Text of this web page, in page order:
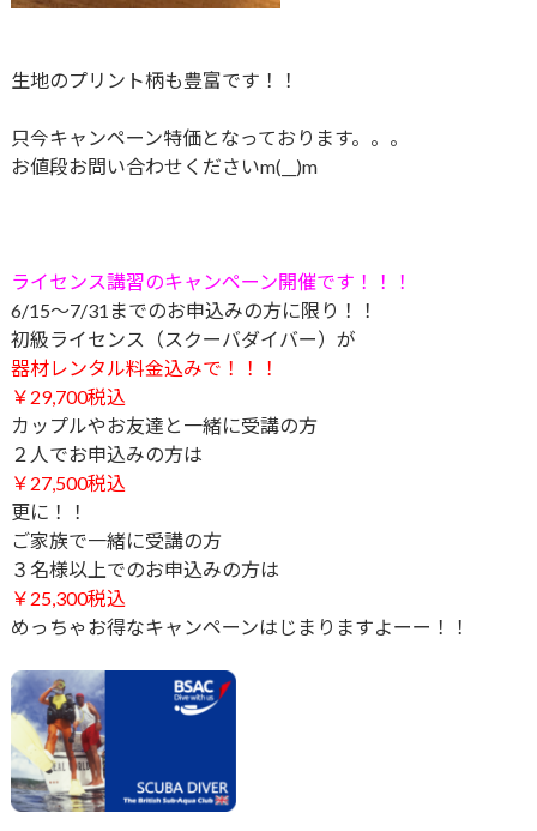
生地のプリント柄も豊富です！！
只今キャンペーン特価となっております。。。
お値段お問い合わせくださいm(__)m
ライセンス講習のキャンペーン開催です！！！
6/15～7/31までのお申込みの方に限り！！
初級ライセンス（スクーバダイバー）が
器材レンタル料金込みで！！！
￥29,700税込
カップルやお友達と一緒に受講の方
２ 人でお申込みの方は
￥27,500税込
更に！！
ご家族で一緒に受講の方
３ 名様以上でのお申込みの方は
￥25,300税込
めっちゃお得なキャンペーンはじまりますよーー！！